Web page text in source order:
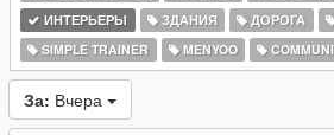
ИНТЕРЬЕРЫ
ЗДАНИЯ ДОРОГА
SIMPLE TRAINER
MENYOO
За: Вчера